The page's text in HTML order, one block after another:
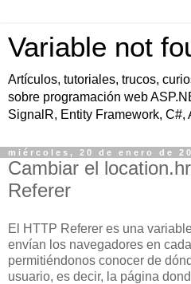
Variable not
Artículos, tutoriales, trucos,
sobre programación web
SignalR, Entity Framework, C#,
miércoles, 20 de enero de
Cambiar el
Referer
El HTTP Referer es una
envían los navegadores en
permitiéndonos conocer de
usuario, es decir, la página